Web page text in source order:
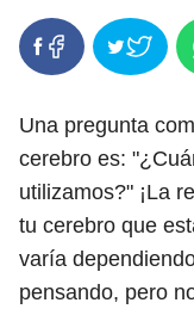
Una pregunta
cerebro es:
utilizamos?" ¡La
tu cerebro que
varía
pensando, pero